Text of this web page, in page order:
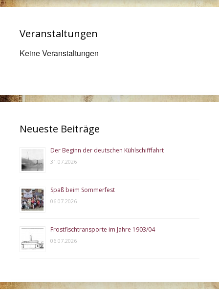
Veranstaltungen
Keine Veranstaltungen
Neueste Beiträge
Der Beginn der deutschen Kühlschifffahrt
31.07.2026
Spaß beim Sommerfest
06.07.2026
Frostfischtransporte im Jahre 1903/04
06.07.2026